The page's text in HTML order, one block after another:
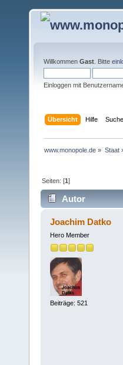
Willkommen Gast . Bitte
Einloggen mit
Übersicht Hilfe Suche
www.monopole.de » Staat
Seiten: [1]
Autor
Joachim Datko
Hero Member
Beiträge: 521